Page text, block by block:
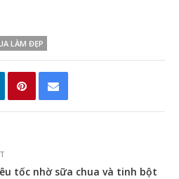
LÀM ĐẸP
tốc nhờ sữa chua và tinh bột